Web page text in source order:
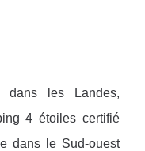
dans les Landes,
4 étoiles certifié
dans le Sud-ouest